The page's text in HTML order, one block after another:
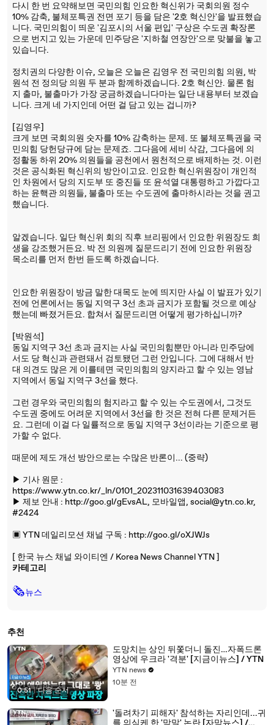
다시 한 번 요약해보면 국민의힘 인요한 혁신위가 국회의원 정수
10% 감축, 불체포특권 전면 포기 등을 담은 '2호 혁신안'을 발표했습
니다. 국민의힘이 띄운 '김포시의 서울 편입' 구상은 수도권 확장론
으로 번지고 있는 가운데 민주당은 '지하철 연장안'으로 맞불을 놓고
있습니다.
정치권의 다양한 이슈, 오늘은 오늘은 김영우 전 국민의힘 의원, 박
원석 전 정의당 의원 두 분과 함께하겠습니다. 2호 혁신안. 물론 험
지 출마, 불출마가 가장 궁금하겠습니다마는 일단 내용부터 보겠습
니다. 크게 네 가지인데 어떤 걸 담고 있는 겁니까?
[김영우]
크게 보면 국회의원 숫자를 10% 감축하는 문제. 또 불체포특권을 국
민의힘 당헌당규에 담는 문제죠. 그다음에 세비 삭감, 그다음에 의
정활동 하위 20% 의원들을 공천에서 원천적으로 배제하는 것. 이런
것은 공식화된 혁신위의 방안이고요. 인요한 혁신위원장이 개인적
인 차원에서 당의 지도부 또 중진들 또 윤석열 대통령하고 가깝다고
하는 윤핵관 의원들, 불출마 또는 수도권에 출마하시라는 것을 권고
했습니다.
알겠습니다. 일단 혁신위 회의 직후 브리핑에서 인요한 위원장도 희
생을 강조했거든요. 박 전 의원께 질문드리기 전에 인요한 위원장
목소리를 먼저 한번 듣도록 하겠습니다.
인요한 위원장이 방금 말한 대목도 눈에 띄지만 사실 이 발표가 있기
전에 언론에서는 동일 지역구 3선 초과 금지가 포함될 것으로 예상
했는데 빠졌거든요. 합쳐서 질문드리면 어떻게 평가하십니까?
[박원석]
동일 지역구 3선 초과 금지는 사실 국민의힘뿐만 아니라 민주당에
서도 당 혁신과 관련돼서 검토됐던 그런 안입니다. 그에 대해서 반
대 의견도 많은 게 이를테면 국민의힘의 양지라고 할 수 있는 영남
지역에서 동일 지역구 3선을 했다.
그런 경우와 국민의힘의 험지라고 할 수 있는 수도권에서, 그것도
수도권 중에도 어려운 지역에서 3선을 한 것은 전혀 다른 문제거든
요. 그런데 이걸 다 일률적으로 동일 지역구 3선이라는 기준으로 평
가할 수 없다.
때문에 제도 개선 방안으로는 수많은 반론이... (중략)
▶ 기사 원문 :
https://www.ytn.co.kr/_ln/0101_202311031639403083
▶ 제보 안내 : http://goo.gl/gEvsAL, 모바일앱, social@ytn.co.kr,
#2424
▣ YTN 데일리모션 채널 구독 : http://goo.gl/oXJWJs
[ 한국 뉴스 채널 와이티엔 / Korea News Channel YTN ]
카테고리
🗞뉴스
추천
0:51 | 다음 순서
도망치는 상인 뒤쫓더니 돌진…자폭드론
영상에 우크라 '격분' [지금이뉴스] / YTN
YTN news
10분 전
'돌려차기 피해자' 참석하는 자리인데...귀